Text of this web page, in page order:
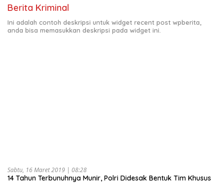
Berita Kriminal
Ini adalah contoh deskripsi untuk widget recent post wpberita,
anda bisa memasukkan deskripsi pada widget ini.
Sabtu, 16 Maret 2019 | 08:28
14 Tahun Terbunuhnya Munir, Polri Didesak Bentuk Tim Khusus